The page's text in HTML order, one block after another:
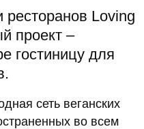
ресторанов Loving
проект –
гостиницу для
сеть веганских
во всем